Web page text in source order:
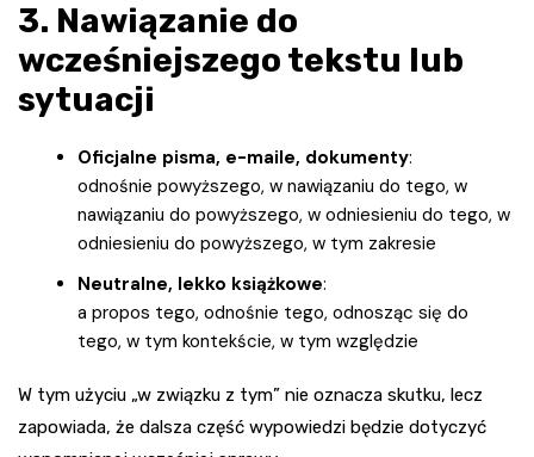
3. Nawiązanie do
wcześniejszego tekstu lub
sytuacji
Oficjalne pisma, e-maile, dokumenty:
odnośnie powyższego, w nawiązaniu do tego, w
nawiązaniu do powyższego, w odniesieniu do tego, w
odniesieniu do powyższego, w tym zakresie
Neutralne, lekko książkowe:
a propos tego, odnośnie tego, odnosząc się do
tego, w tym kontekście, w tym względzie
W tym użyciu „w związku z tym” nie oznacza skutku, lecz
zapowiada, że dalsza część wypowiedzi będzie dotyczyć